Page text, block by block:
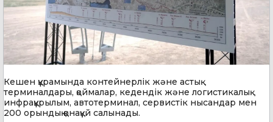
Кешен құрамында контейнерлік және астық
терминалдары, қоймалар, кедендік және логистикалық
инфрақұрылым, автотерминал, сервистік нысандар мен
200 орындық қонақүй салынады.